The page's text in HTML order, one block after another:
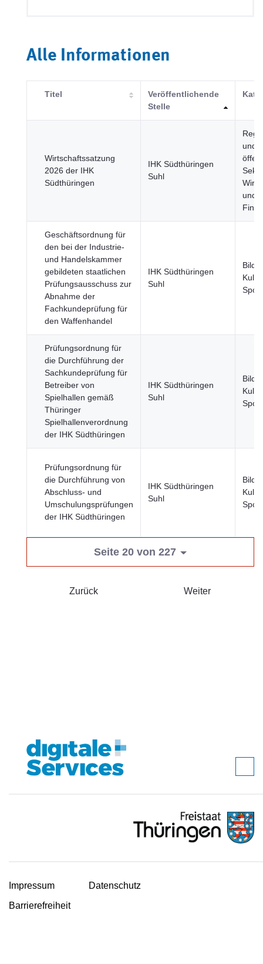
Alle Informationen
Titel
Veröffentlichende
Stelle
Wirtschaftssatzung
2026 der IHK
Südthüringen
IHK Südthüringen
Suhl
und
und
Geschäftsordnung für
den bei der Industrie-
und Handelskammer
gebildeten staatlichen
Prüfungsausschuss zur
Abnahme der
Fachkundeprüfung für
den Waffenhandel
IHK Südthüringen
Suhl
Sport
Prüfungsordnung für
die Durchführung der
Sachkundeprüfung für
Betreiber von
Spielhallen gemäß
Thüringer
Spielhallenverordnung
der IHK Südthüringen
IHK Südthüringen
Suhl
Sport
Prüfungsordnung für
die Durchführung von
Abschluss- und
Umschulungsprüfungen
der IHK Südthüringen
IHK Südthüringen
Suhl
Sport
Seite 20 von 227
Zurück Weiter
Impressum
Datenschutz
Barrierefreiheit